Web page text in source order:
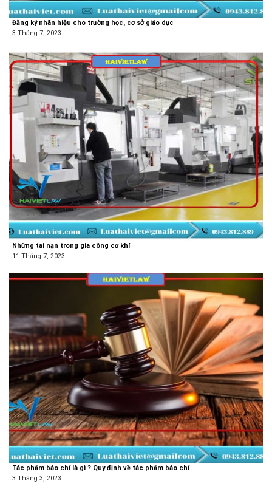
Đăng ký nhãn hiệu cho trường học, cơ sở giáo dục
3 Tháng 7, 2023
Những tai nạn trong gia công cơ khí
11 Tháng 7, 2023
Tác phẩm báo chí là gì ? Quy định về tác phẩm báo chí
3 Tháng 3, 2023